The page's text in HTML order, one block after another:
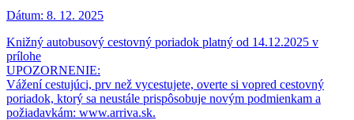
Dátum: 8. 12. 2025
Knižný autobusový cestovný poriadok platný od 14.12.2025 v
prílohe
UPOZORNENIE:
Vážení cestujúci, prv než vycestujete, overte si vopred cestovný
poriadok, ktorý sa neustále prispôsobuje novým podmienkam a
požiadavkám: www.arriva.sk.